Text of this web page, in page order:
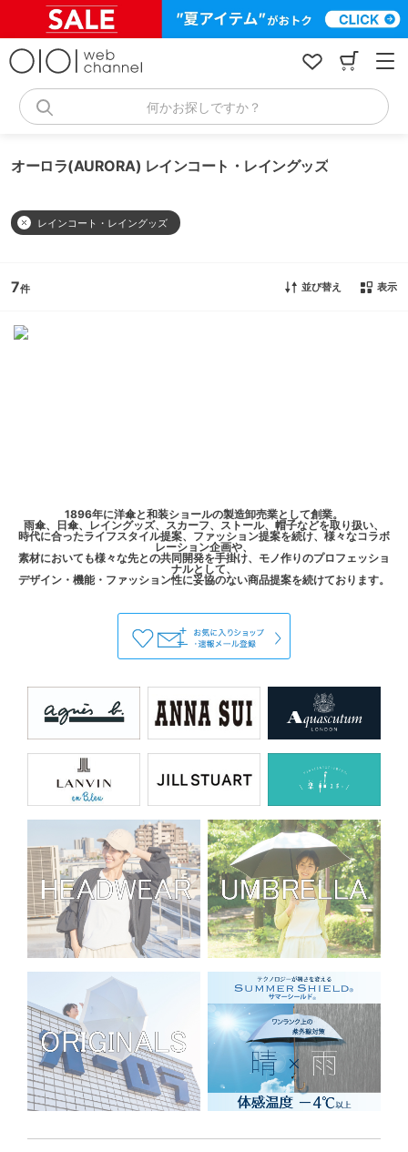
何かお探しですか？
オーロラ(AURORA) レインコート・レイングッズ
レインコート・レイングッズ
7 並び替え 表示
1896年に洋傘と和装ショールの製造卸売業として創業。
雨傘、日傘、レイングッズ、スカーフ、ストール、帽子などを取り扱い、
時代に合ったライフスタイル提案、ファッション提案を続け、様々なコラボ
レーション企画や、
素材においても様々な先との共同開発を手掛け、モノ作りのプロフェッショ
ナルとして、